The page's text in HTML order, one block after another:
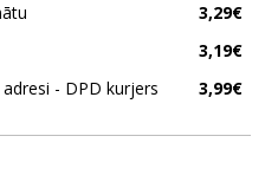
3,29€
3,19€
- DPD kurjers
3,99€